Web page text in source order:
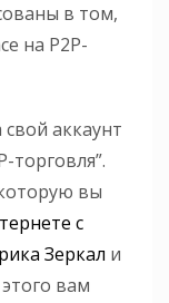
в том,
на P2P-
аккаунт
торговля”.
вы
с
Зеркал и
вам